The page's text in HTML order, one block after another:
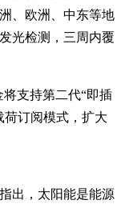
、欧洲、中东等地
光检测，三周内覆
支持第二代“即插
荷订阅模式，扩大
出，太阳能是能源